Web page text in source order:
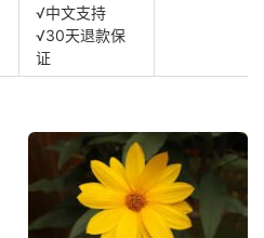
√中文支持
√30天退款保
证